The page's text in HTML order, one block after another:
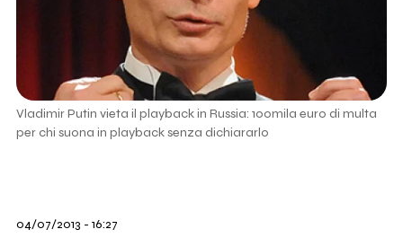
Vladimir Putin vieta il playback in Russia: 100mila euro di multa
per chi suona in playback senza dichiararlo
04/07/2013 - 16:27